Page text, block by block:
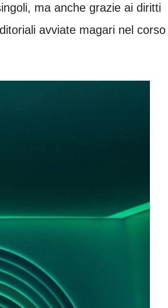
ma anche grazie ai diritti
avviate magari nel corso